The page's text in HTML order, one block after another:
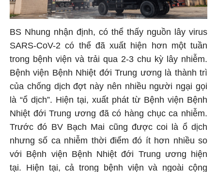
BS Nhung nhận định, có thể thấy nguồn lây virus
SARS-CoV-2 có thể đã xuất hiện hơn một tuần
trong bệnh viện và trải qua 2-3 chu kỳ lây nhiễm.
Bệnh viện Bệnh Nhiệt đới Trung ương là thành trì
của chống dịch đợt này nên nhiều người ngại gọi
là “ổ dịch”. Hiện tại, xuất phát từ Bệnh viện Bệnh
Nhiệt đới Trung ương đã có hàng chục ca nhiễm.
Trước đó BV Bạch Mai cũng được coi là ổ dịch
nhưng số ca nhiễm thời điểm đó ít hơn nhiều so
với Bệnh viện Bệnh Nhiệt đới Trung ương hiện
tại. Hiện tại, cả trong bệnh viện và ngoài cộng